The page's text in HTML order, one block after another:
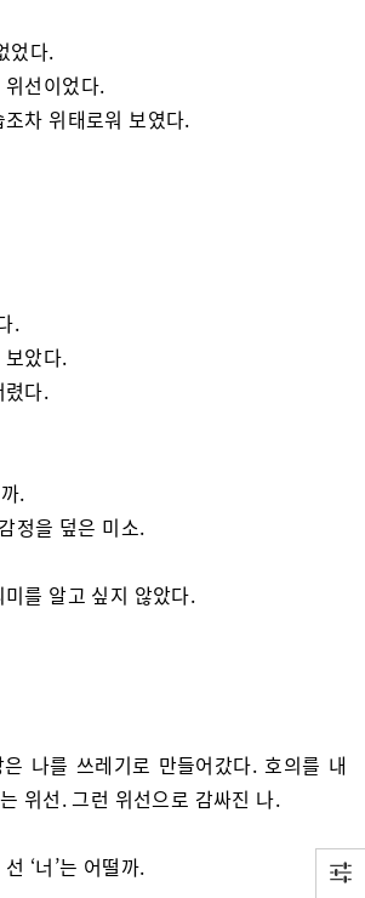
었다.
선이었다.
차 위태로워 보였다.
.
았다.
렸다.
.
정을 덮은 미소.
를 알고 싶지 않았다.
나를 쓰레기로 만들어갔다. 호의를 내
위선. 그런 위선으로 감싸진 나.
‘너’는 어떨까.